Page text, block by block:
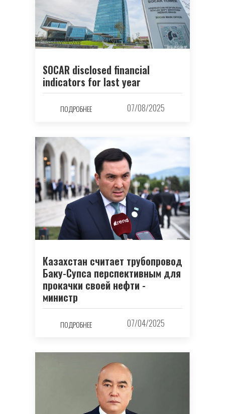
SOCAR disclosed financial
indicators for last year
ПОДРОБНЕЕ 07/08/2025
Казахстан считает трубопровод
Баку-Супса перспективным для
прокачки своей нефти -
министр
ПОДРОБНЕЕ 07/04/2025